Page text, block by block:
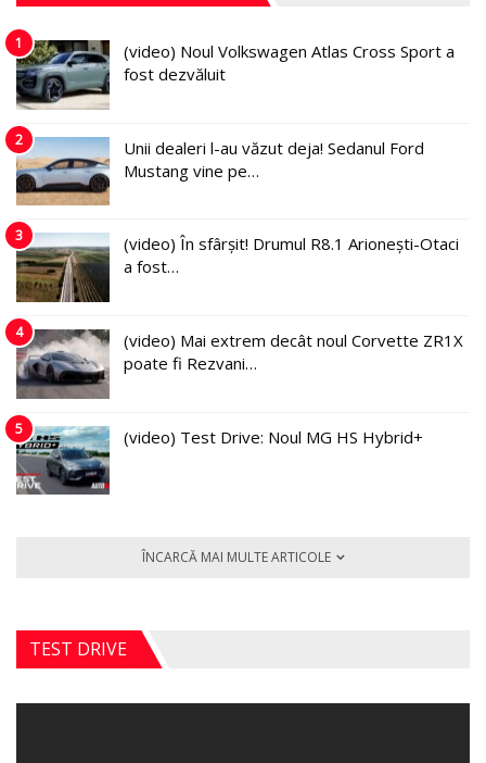
1
(video) Noul Volkswagen Atlas Cross Sport a
fost dezvăluit
2
Unii dealeri l-au văzut deja! Sedanul Ford
Mustang vine pe…
3
(video) În sfârșit! Drumul R8.1 Arionești-Otaci
a fost…
4
(video) Mai extrem decât noul Corvette ZR1X
poate fi Rezvani…
5 (video) Test Drive: Noul MG HS Hybrid+
ÎNCARCĂ MAI MULTE ARTICOLE
TEST DRIVE